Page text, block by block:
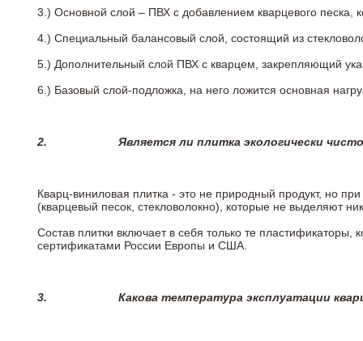
3.) Основной слой – ПВХ с добавлением кварцевого песка,
4.) Специальный балансовый слой, состоящий из
5.) Дополнительный слой ПВХ с кварцем, закрепляющий
6.) Базовый слой-подложка, на него ложится основная
2. Является ли плитка экологически
Кварц-виниловая плитка - это не природный продукт, но
(кварцевый песок, стекловолокно), которые не выделяют
Состав плитки включает в себя только те
сертификатами России Европы и США.
3. Какова температура эксплуатации